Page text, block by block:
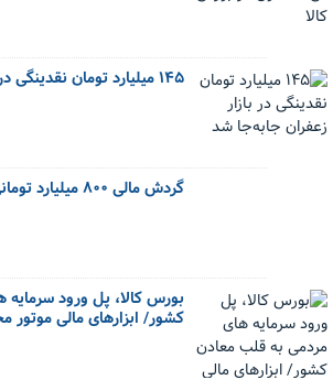
۱۴۵ میلیارد تومان نقدینگی در بازار زعفران جابه‌جا شد
گردش مالی ۸۰۰ میلیارد تومانی بازار نقره بورس کالا
بورس کالا، پل ورود
کشور/ ابزارهای مالی